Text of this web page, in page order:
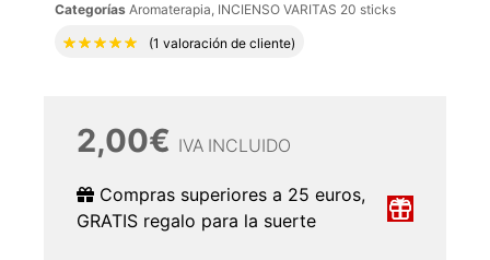
Categorías Aromaterapia, INCIENSO VARITAS 20 sticks
Valorado con5.00de 5 en base a
(1 valoración de cliente)
2,00€ IVA INCLUIDO
Compras superiores a 25 euros,
GRATIS regalo para la suerte